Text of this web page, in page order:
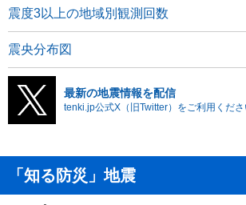
震度3以上の地域別観測回数
震央分布図
最新の地震情報を配信
tenki.jp公式X（旧Twitter）をご利用くださ
「知る防災」地震